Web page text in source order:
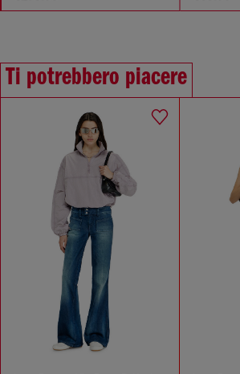
Ti potrebbero piacere